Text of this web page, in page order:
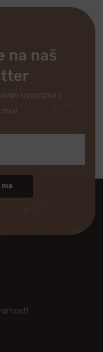
na naš
uzorcima i